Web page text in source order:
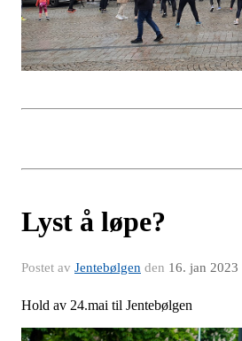
Lyst å løpe?
Postet av Jentebølgen den 16. jan 2023
Hold av 24.mai til Jentebølgen